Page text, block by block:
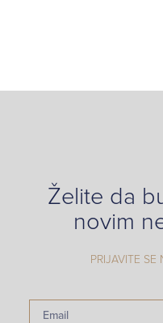
Želite da
novim
PRIJAVITE SE